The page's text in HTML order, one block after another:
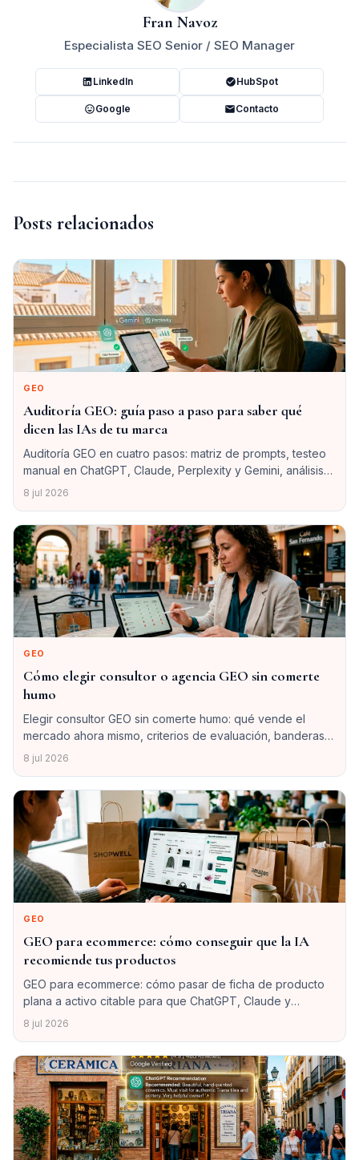
Fran Navoz
Especialista SEO Senior / SEO Manager
LinkedIn HubSpot
Google Contacto
Posts relacionados
GEO
Auditoría GEO: guía paso a paso para saber qué
dicen las IAs de tu marca
Auditoría GEO en cuatro pasos: matriz de prompts, testeo
manual en ChatGPT, Claude, Perplexity y Gemini, análisis
de entidades y mapa de brechas con plan de 90 días.
8 jul 2026
GEO
Cómo elegir consultor o agencia GEO sin comerte
humo
Elegir consultor GEO sin comerte humo: qué vende el
mercado ahora mismo, criterios de evaluación, banderas
rojas y las preguntas incómodas antes de firmar.
8 jul 2026
GEO
GEO para ecommerce: cómo conseguir que la IA
recomiende tus productos
GEO para ecommerce: cómo pasar de ficha de producto
plana a activo citable para que ChatGPT, Claude y
Perplexity recomienden tus productos, con roadmap de
8 jul 2026